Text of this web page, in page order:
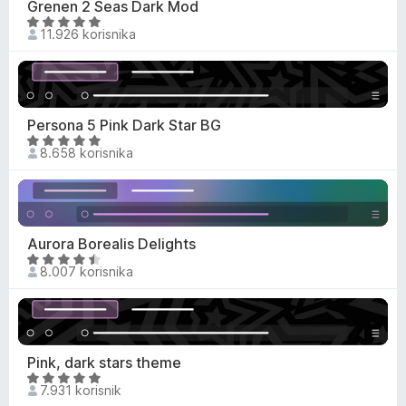
,
6
d
5
j
e
n
o
s
,
8
5
Grenen 2 Seas Dark Mod
O
c
i
j
e
n
j
e
n
o
s
,
8
d
5
11.926 korisnika
Persona 5 Pink Dark Star BG
O
c
i
j
e
n
j
e
n
o
s
,
9
8.658 korisnika
Aurora Borealis Delights
O
c
i
j
e
n
j
e
8.007 korisnika
Pink, dark stars theme
O
c
7.931 korisnik